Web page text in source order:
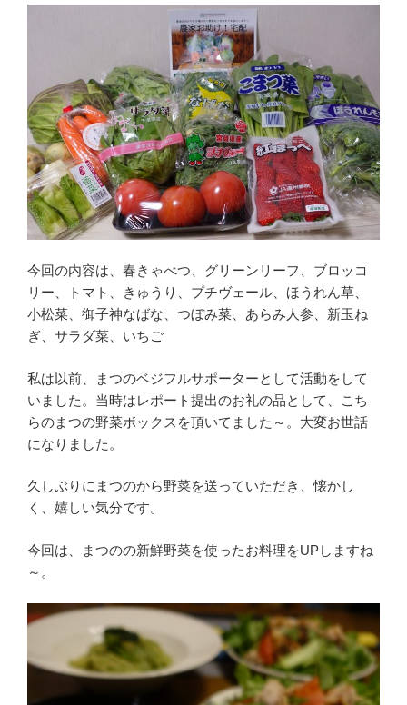
今回の内容は、春きゃべつ、グリーンリーフ、ブロッコ
リー、トマト、きゅうり、プチヴェール、ほうれん草、
小松菜、御子神なばな、つぼみ菜、あらみ人参、新玉ね
ぎ、サラダ菜、いちご
私は以前、まつのベジフルサポーターとして活動をして
いました。当時はレポート提出のお礼の品として、こち
らのまつの野菜ボックスを頂いてました～。大変お世話
になりました。
久しぶりにまつのから野菜を送っていただき、懐かし
く、嬉しい気分です。
今回は、まつのの新鮮野菜を使ったお料理をUPしますね
～。